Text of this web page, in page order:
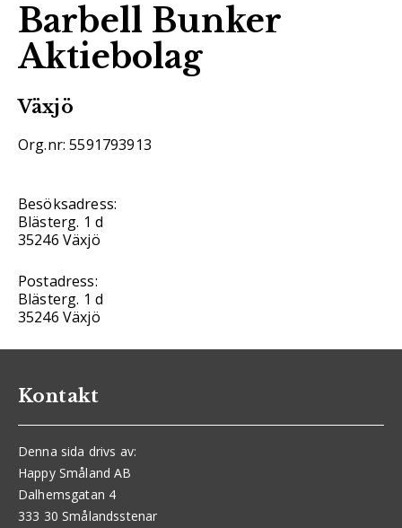
Barbell Bunker
Aktiebolag
Växjö
Org.nr: 5591793913
Besöksadress:
Blästerg. 1 d
35246 Växjö
Postadress:
Blästerg. 1 d
35246 Växjö
Kontakt
Denna sida drivs av:
Happy Småland AB
Dalhemsgatan 4
333 30 Smålandsstenar